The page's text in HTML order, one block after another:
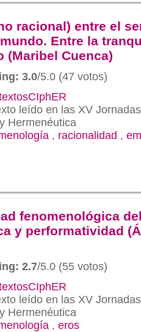
racional) entre el
Entre la
(Maribel Cuenca)
3.0/5.0 (47 votos)
leído en las XV
Hermenéutica
, racionalidad ,
fenomenológica
y performatividad
2.7/5.0 (55 votos)
leído en las XV
Hermenéutica
, eros